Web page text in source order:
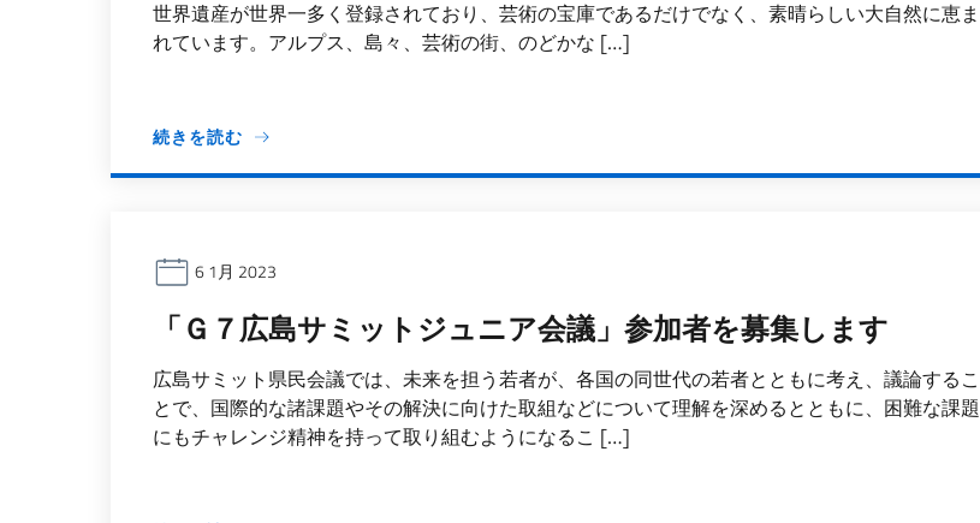
世界遺産が世界一多く登録されており、芸術の宝庫であるだけでなく、素晴らしい大自然に恵ま
れています。アルプス、島々、芸術の街、のどかな […]
続きを読む
6 1月 2023
「Ｇ７広島サミットジュニア会議」参加者を募集します
広島サミット県民会議では、​未来を担う若者が、各国の同世代の若者とともに考え、議論するこ
とで、国際的な諸課題やその解決に向けた取組などについて理解を深めるとともに、困難な課題
にもチャレンジ精神を持って取り組むようになるこ […]